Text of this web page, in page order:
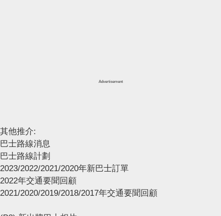
Advertisement
其他推介:
巴士路線消息
巴士路線計劃
2023/2022/2021/2020年新巴士訂單
2022年交通要聞回顧
2021/2020/2019/2018/2017年交通要聞回顧